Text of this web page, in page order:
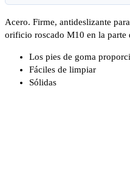
Acero. Firme, antideslizante
orificio roscado M10 en la parte
Los pies de goma
Fáciles de limpiar
Sólidas